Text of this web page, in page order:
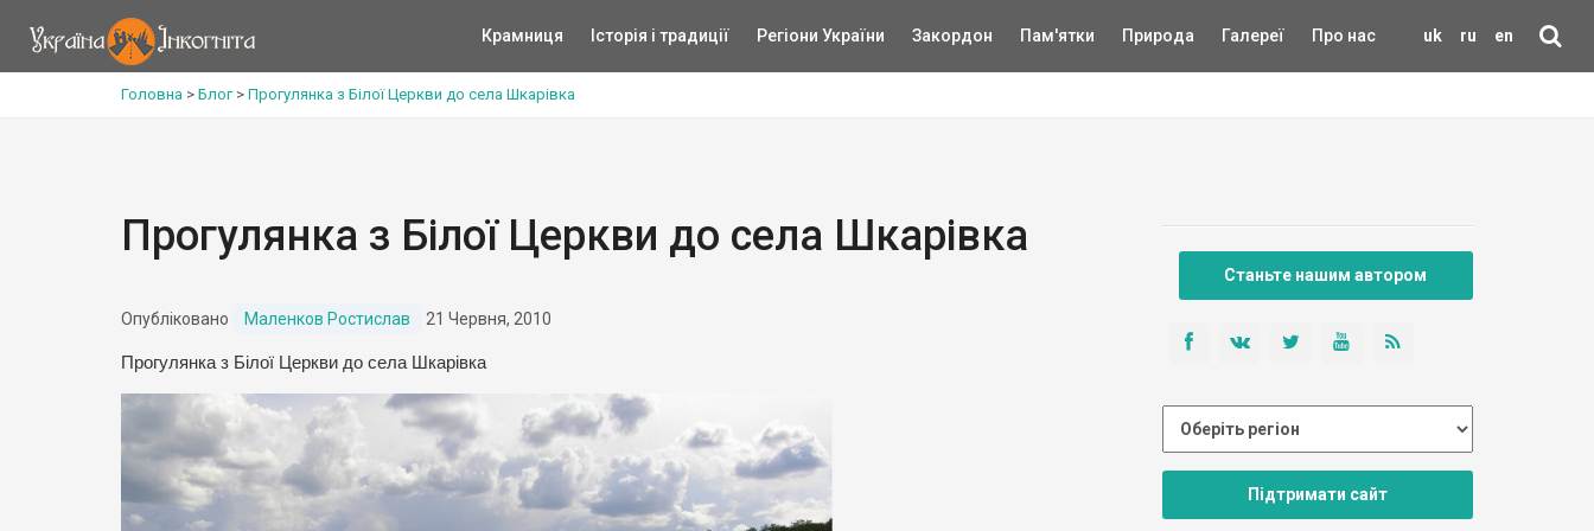
uk ru en
Крамниця Історія і традиції Регіони України Закордон Пам'ятки Природа Галереї Про нас
Головна > Блог> Прогулянка з Білої Церкви до села Шкарівка
Прогулянка з Білої Церкви до села Шкарівка
Опубліковано Маленков Ростислав 21 Червня, 2010
Прогулянка з Білої Церкви до села Шкарівка
Станьте нашим автором
Підтримати сайт